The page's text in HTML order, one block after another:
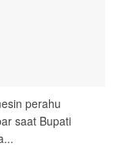
perahu
saat Bupati